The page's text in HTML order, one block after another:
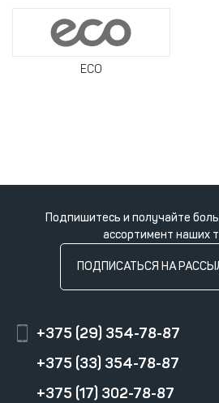
ECO
Подпишитесь и получайте
ассортимент наших
ПОДПИСАТЬСЯ НА
+375 (29) 354-78-87
+375 (33) 354-78-87
+375 (17) 302-78-87